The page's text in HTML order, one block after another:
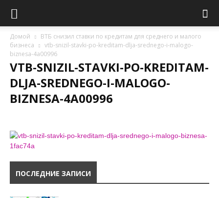
Домой
ВТБ снизил ставки по кредитам для среднего и малого
бизнеса
vtb-snizil-stavki-po-kreditam-dlja-srednego-i-malogo-
biznesa-4a00996
VTB-SNIZIL-STAVKI-PO-KREDITAM-
DLJA-SREDNEGO-I-MALOGO-
BIZNESA-4A00996
ПОСЛЕДНИЕ ЗАПИСИ